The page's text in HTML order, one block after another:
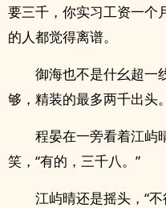
要三千，你实习工资一个
的人都觉得离谱。
御海也不是什幺超一
够，精装的最多两千出头。
程晏在一旁看着江屿
笑，“有的，三千八。”
江屿晴还是摇头，“